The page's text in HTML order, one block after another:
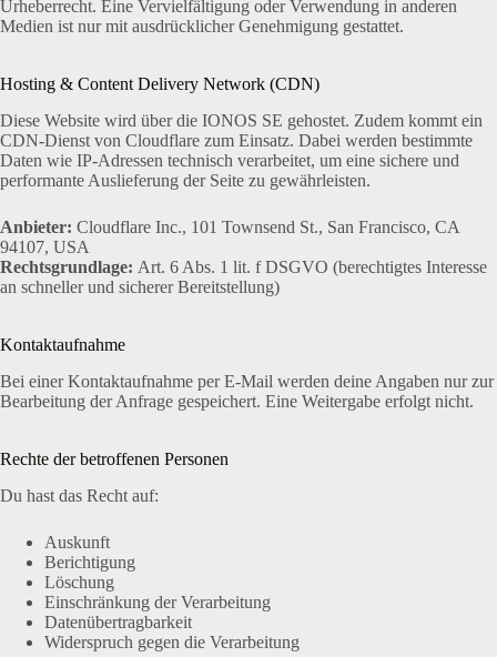
Urheberrecht. Eine Vervielfältigung oder Verwendung in anderen
Medien ist nur mit ausdrücklicher Genehmigung gestattet.
Hosting & Content Delivery Network (CDN)
Diese Website wird über die IONOS SE gehostet. Zudem kommt ein
CDN-Dienst von Cloudflare zum Einsatz. Dabei werden bestimmte
Daten wie IP-Adressen technisch verarbeitet, um eine sichere und
performante Auslieferung der Seite zu gewährleisten.
Anbieter: Cloudflare Inc., 101 Townsend St., San Francisco, CA
94107, USA
Rechtsgrundlage: Art. 6 Abs. 1 lit. f DSGVO (berechtigtes Interesse
an schneller und sicherer Bereitstellung)
Kontaktaufnahme
Bei einer Kontaktaufnahme per E-Mail werden deine Angaben nur zur
Bearbeitung der Anfrage gespeichert. Eine Weitergabe erfolgt nicht.
Rechte der betroffenen Personen
Du hast das Recht auf:
Auskunft
Berichtigung
Löschung
Einschränkung der Verarbeitung
Datenübertragbarkeit
Widerspruch gegen die Verarbeitung